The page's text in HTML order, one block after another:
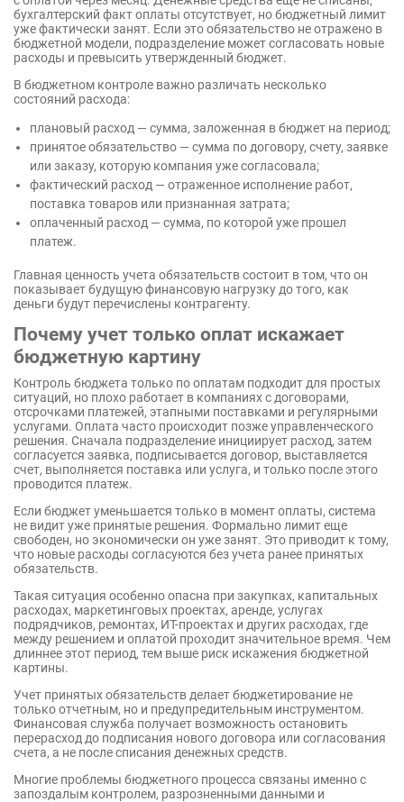
бухгалтерский факт оплаты отсутствует, но бюджетный лимит
уже фактически занят. Если это обязательство не отражено в
бюджетной модели, подразделение может согласовать новые
расходы и превысить утвержденный бюджет.
В бюджетном контроле важно различать несколько
состояний расхода:
плановый расход — сумма, заложенная в бюджет на период;
принятое обязательство — сумма по договору, счету, заявке
или заказу, которую компания уже согласовала;
фактический расход — отраженное исполнение работ,
поставка товаров или признанная затрата;
оплаченный расход — сумма, по которой уже прошел
платеж.
Главная ценность учета обязательств состоит в том, что он
показывает будущую финансовую нагрузку до того, как
деньги будут перечислены контрагенту.
Почему учет только оплат искажает
бюджетную картину
Контроль бюджета только по оплатам подходит для простых
ситуаций, но плохо работает в компаниях с договорами,
отсрочками платежей, этапными поставками и регулярными
услугами. Оплата часто происходит позже управленческого
решения. Сначала подразделение инициирует расход, затем
согласуется заявка, подписывается договор, выставляется
счет, выполняется поставка или услуга, и только после этого
проводится платеж.
Если бюджет уменьшается только в момент оплаты, система
не видит уже принятые решения. Формально лимит еще
свободен, но экономически он уже занят. Это приводит к тому,
что новые расходы согласуются без учета ранее принятых
обязательств.
Такая ситуация особенно опасна при закупках, капитальных
расходах, маркетинговых проектах, аренде, услугах
подрядчиков, ремонтах, ИТ-проектах и других расходах, где
между решением и оплатой проходит значительное время. Чем
длиннее этот период, тем выше риск искажения бюджетной
картины.
Учет принятых обязательств делает бюджетирование не
только отчетным, но и предупредительным инструментом.
Финансовая служба получает возможность остановить
перерасход до подписания нового договора или согласования
счета, а не после списания денежных средств.
Многие проблемы бюджетного процесса связаны именно с
запоздалым контролем, разрозненными данными и